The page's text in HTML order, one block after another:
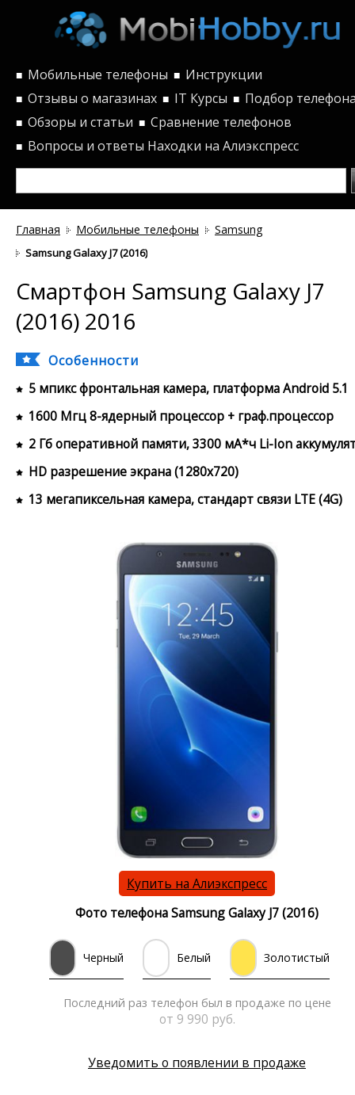
■ Мобильные телефоны ■ Инструкции
■ Отзывы о магазинах ■ IT Курсы ■ Подбор
■ Обзоры и статьи ■ Сравнение телефонов
■ Вопросы и ответы Находки на Алиэкспресс
Главная Мобильные телефоны Samsung
Samsung Galaxy J7 (2016)
Смартфон Samsung Galaxy J7
(2016) 2016
Особенности
5 мпикс фронтальная камера, платформа Android 5.1
1600 Мгц 8-ядерный процессор + граф.процессор
2 Гб оперативной памяти, 3300 мА*ч Li-Ion
HD разрешение экрана (1280x720)
13 мегапиксельная камера, стандарт связи LTE (4G)
Купить на Алиэкспресс
Фото телефона Samsung Galaxy J7 (2016)
Черный Белый Золотистый
Последний раз телефон был в продаже по цене
от 9 990 руб.
Уведомить о появлении в продаже